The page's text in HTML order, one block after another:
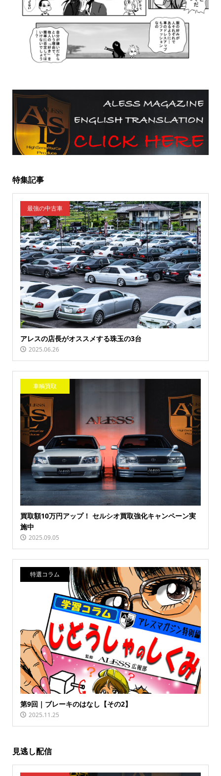
特集記事
最強の中古車
アレスの店長がオススメする珠玉の3台
2025.06.26
車輌買取
買取額10万円アップ！ セルシオ買取強化キャンペーン実
施中
2025.09.05
特選コラム
第9回｜ブレーキのはなし【その2】
2025.11.25
見逃し配信